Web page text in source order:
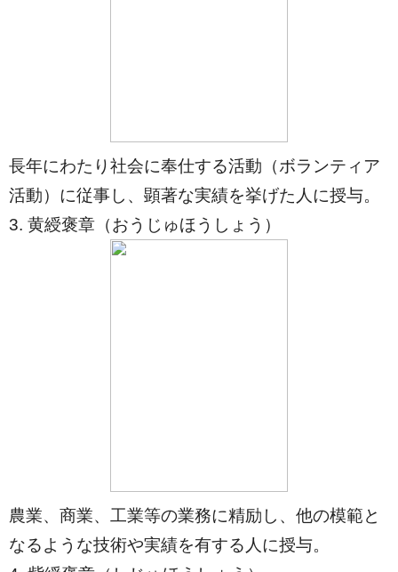
長年にわたり社会に奉仕する活動（ボランティア
活動）に従事し、顕著な実績を挙げた人に授与。
3. 黄綬褒章（おうじゅほうしょう）
農業、商業、工業等の業務に精励し、他の模範と
なるような技術や実績を有する人に授与。